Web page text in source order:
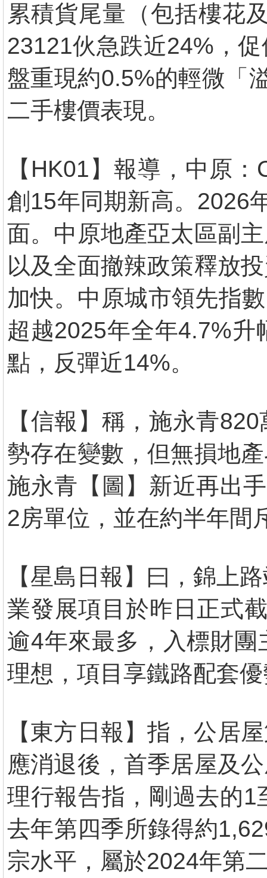
累積貨尾量（包括樓花
23121伙急跌近24%，
盤重現約0.5%的輕微「
二手樓價表現。
【HK01】報導，中原
創15年同期新高。2026
面。中原地產亞太區副
以及全面撤辣政策釋放
加快。中原城市領先指
超越2025年全年4.7%
點，反彈近14%。
【信報】稱，施永青
勢存在變數，但無損地
施永青【圖】新近再出
2房單位，並在約半年間
【星島日報】曰，錦上
業發展項目於昨日正式
逾4年來最多，入標財
理想，項目享鐵路配套
【東方日報】指，公居
應消退後，首季居屋及
理行報告指，剛過去的
去年第四季所錄得約
宗水平，屬於2024年第